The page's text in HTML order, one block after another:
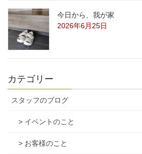
今日から、我が家
2026年6月25日
カテゴリー
スタッフのブログ
> イベントのこと
> お客様のこと